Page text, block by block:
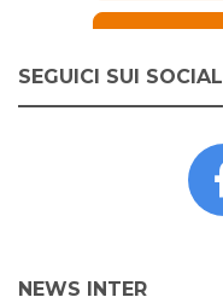
SEGUICI SUI SOCIAL
NEWS INTER